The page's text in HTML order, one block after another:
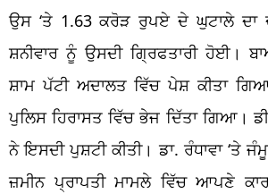
ਉਸ ‘ਤੇ 1.63 ਕਰੋੜ ਰੁਪਏ ਦੇ ਘੁਟਾਲੇ ਦਾ
ਸ਼ਨੀਵਾਰ ਨੂੰ ਉਸਦੀ ਗ੍ਰਿਫਤਾਰੀ ਹੋਈ।
ਸ਼ਾਮ ਪੱਟੀ ਅਦਾਲਤ ਵਿੱਚ ਪੇਸ਼ ਕੀਤਾ
ਪੁਲਿਸ ਹਿਰਾਸਤ ਵਿੱਚ ਭੇਜ ਦਿੱਤਾ ਗਿਆ।
ਨੇ ਇਸਦੀ ਪੁਸ਼ਟੀ ਕੀਤੀ। ਡਾ. ਰੰਧਾਵਾ ‘ਤੇ
ਜ਼ਮੀਨ ਪ੍ਰਾਪਤੀ ਮਾਮਲੇ ਵਿੱਚ ਆਪਣੇ